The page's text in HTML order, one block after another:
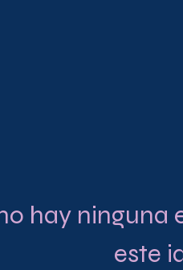
hay ninguna
este